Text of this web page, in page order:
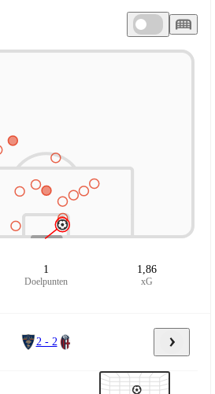
1
Doelpunten
1,86
xG
2 - 2